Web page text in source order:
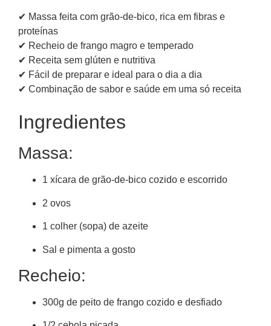
✔ Massa feita com grão-de-bico, rica em fibras e
proteínas
✔ Recheio de frango magro e temperado
✔ Receita sem glúten e nutritiva
✔ Fácil de preparar e ideal para o dia a dia
✔ Combinação de sabor e saúde em uma só receita
Ingredientes
Massa:
1 xícara de grão-de-bico cozido e escorrido
2 ovos
1 colher (sopa) de azeite
Sal e pimenta a gosto
Recheio:
300g de peito de frango cozido e desfiado